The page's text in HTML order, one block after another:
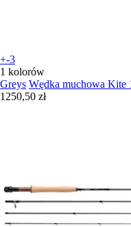
+-3
1 kolorów
Greys Wędka muchowa Kite
1250,50 zł